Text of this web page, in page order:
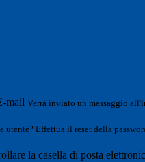
mail Verrà inviato un messaggio
utente? Effettua il reset della
la casella di posta